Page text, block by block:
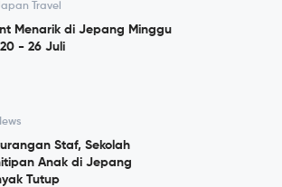
Travel
Menarik di Jepang Minggu
20 - 26 Juli
Staf, Sekolah
Anak di Jepang
Tutup